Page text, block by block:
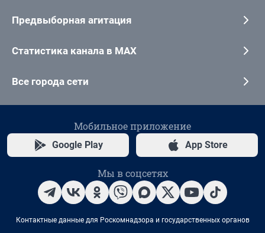
Предвыборная агитация
Статистика канала в MAX
Все города сети
Мобильное приложение
Google Play App Store
Мы в соцсетях
Контактные данные для Роскомнадзора и государственных органов